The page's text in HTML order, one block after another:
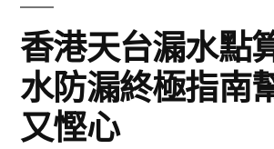
師
傅
教
香港天台漏水點
水防漏終極指南
又慳心